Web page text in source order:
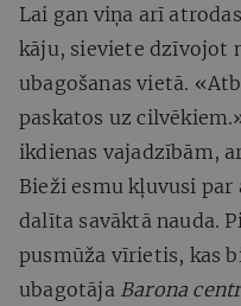
Lai gan viņa arī
kāju, sieviete dzīvojot
ubagošanas vietā.
paskatos uz
ikdienas vajadzībām,
Bieži esmu kļuvusi
dalīta savāktā nauda.
pusmūža vīrietis, kas
ubagotāja Barona